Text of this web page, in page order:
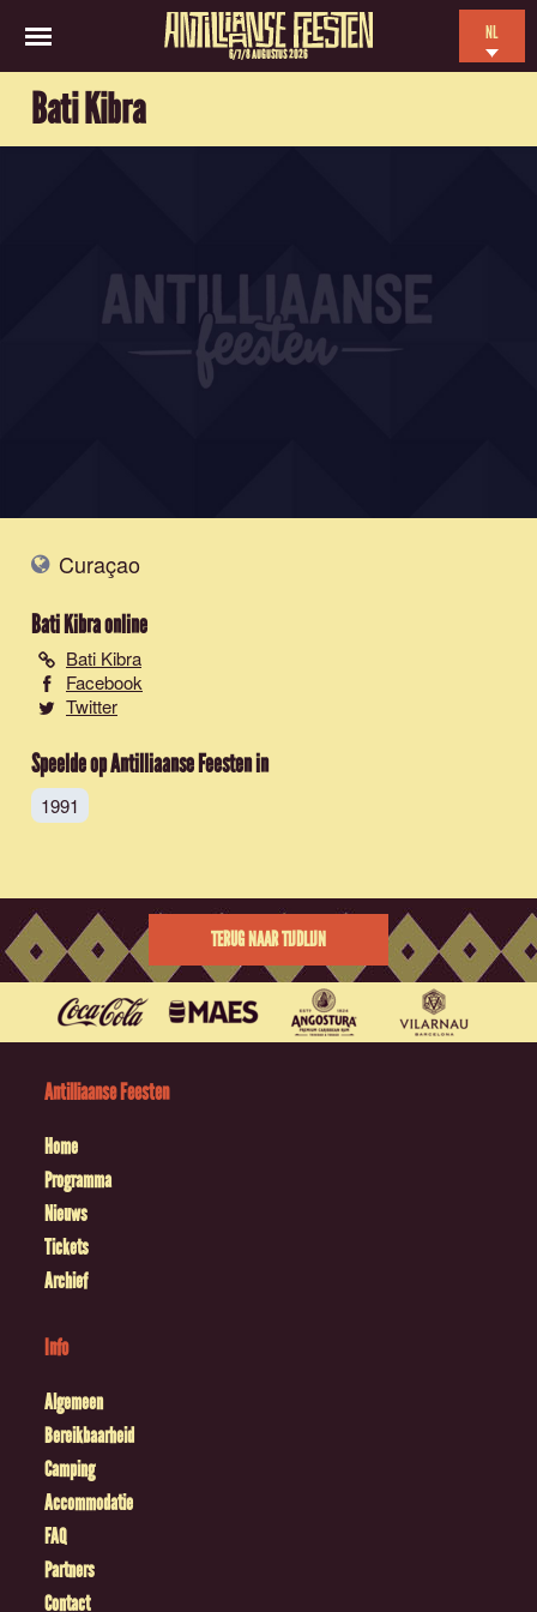
6/7/8 AUGUSTUS 2026
NL
Bati Kibra
Curaçao
Bati Kibraonline
Bati Kibra
Facebook
Twitter
Speelde op Antilliaanse Feesten in
1991
TERUG NAAR TIJDLIJN
Antilliaanse Feesten
Home
Programma
Nieuws
Tickets
Archief
Info
Algemeen
Bereikbaarheid
Camping
Accommodatie
FAQ
Partners
Contact